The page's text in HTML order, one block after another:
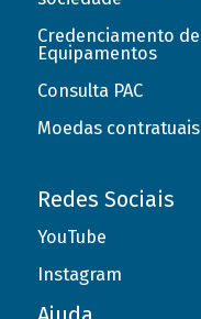
Credenciamento de
Equipamentos
Consulta PAC
Moedas contratuais
Redes Sociais
YouTube
Instagram